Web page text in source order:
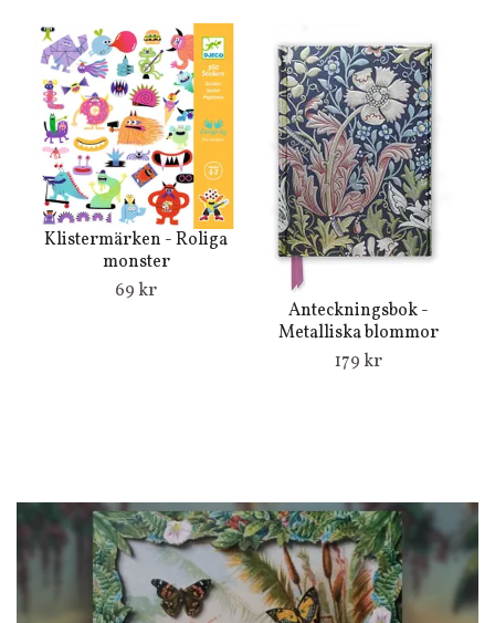
Klistermärken - Roliga
monster
69 kr
Anteckningsbok -
Metalliska blommor
179 kr